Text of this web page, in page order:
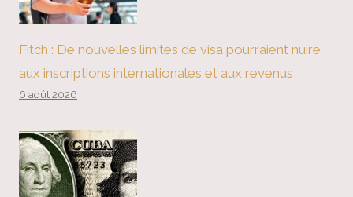
Fitch : De nouvelles limites de visa pourraient nuire
aux inscriptions internationales et aux revenus
6 août 2026